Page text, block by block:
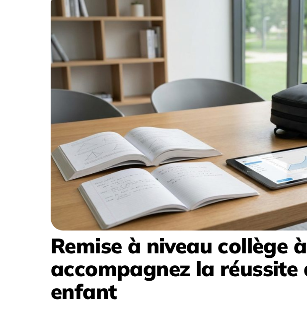
Remise à niveau collège
accompagnez la réussite
enfant